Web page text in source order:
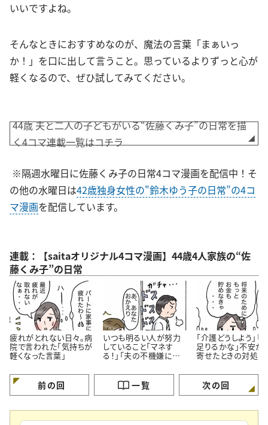
いいですよね。
そんなときにおすすめなのが、魔法の言葉「まぁいっ
か！」を口に出して言うこと。思っているよりずっと心が
軽くなるので、ぜひ試してみてください。
44歳 夫と二人の子どもがいる“佐藤くみ子”の日常を描
く4コマ連載一覧はコチラ
※隔週水曜日に佐藤くみ子の日常4コマ漫画を配信中！そ
の他の水曜日は42歳独身女性の"鈴木ゆう子の日常”の4コ
マ漫画を配信しています。
連載：【saitaオリジナル4コマ漫画】44歳4人家族の“佐
藤くみ子”の日常
疲れがとれない日々。病
院で言われた「気持ちが
軽くなった言葉」
いつも明るい人が努力
していること「マネす
る！」「夫の不機嫌に振
漫画＞
「介護どうしよう」「
足りるかな」不安が
寄せたときの対処
前の回 一覧 次の回